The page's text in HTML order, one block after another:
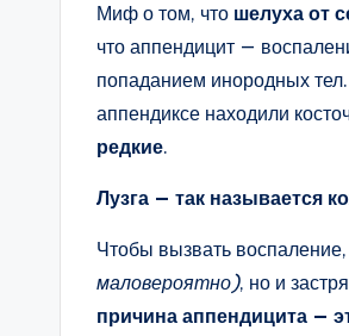
Миф о том, что шелуха от
что аппендицит —
попаданием инородных
аппендиксе находили
редкие.
Лузга — так называется
Чтобы вызвать
маловероятно), но и
причина аппендицита —